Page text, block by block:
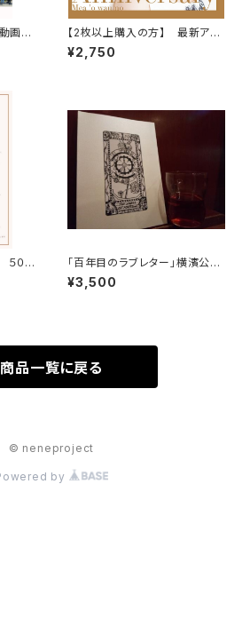
画
き）
【2枚以上購入の方】 最新アル
バム Nao Anniversary
¥2,750
００
「百年目のラブレター」横濱公演
台本
¥3,500
商品一覧に戻る
© neneproject
by